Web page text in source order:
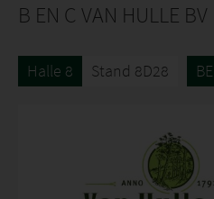
B EN C VAN HULLE BV
Halle 8 Stand 8D28 BE